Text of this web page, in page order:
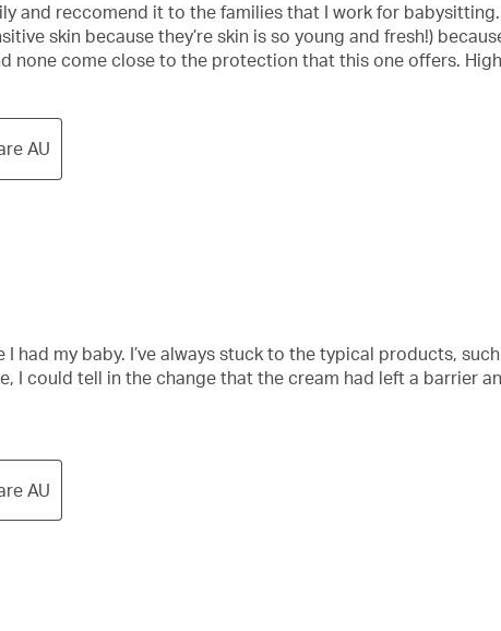
and reccomend it to the families that I work for
skin because they’re skin is so young and fresh!)
none come close to the protection that this one offers.
AU
had my baby. I’ve always stuck to the typical products,
I could tell in the change that the cream had left a barrier
AU